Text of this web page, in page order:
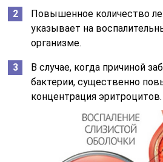
Повышенное количество
указывает на
организме.
В случае, когда причиной
бактерии, существенно
концентрация эритроцитов.